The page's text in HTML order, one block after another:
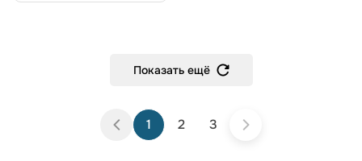
Показать ещё
1 2 3